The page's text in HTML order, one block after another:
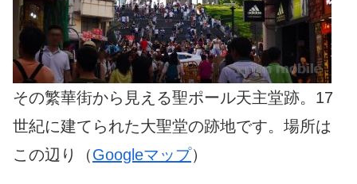
その繁華街から見える聖ポール天主堂跡。17
世紀に建てられた大聖堂の跡地です。場所は
この辺り（Googleマップ）